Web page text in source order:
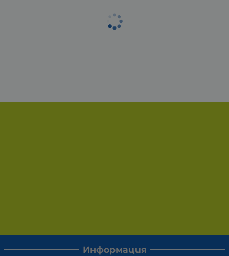
Информация